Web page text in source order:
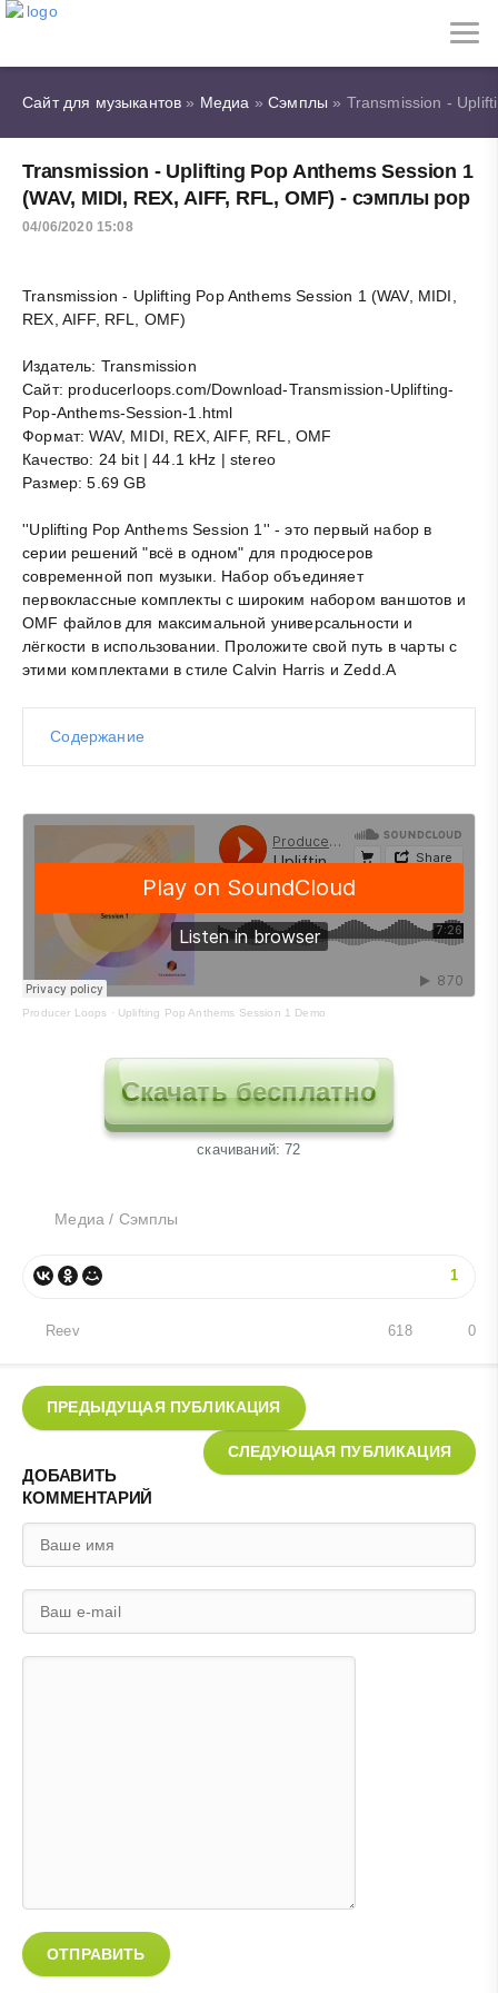
Сайт для музыкантов » Медиа »Сэмплы » Transmission -
Transmission - Uplifting Pop Anthems Session 1
(WAV, MIDI, REX, AIFF, RFL, OMF) - сэмплы pop
04/06/2020 15:08
Transmission - Uplifting Pop Anthems Session 1 (WAV, MIDI,
REX, AIFF, RFL, OMF)
Издатель: Transmission
Сайт: producerloops.com/Download-Transmission-Uplifting-
Pop-Anthems-Session-1.html
Формат: WAV, MIDI, REX, AIFF, RFL, OMF
Качество: 24 bit | 44.1 kHz | stereo
Размер: 5.69 GB
''Uplifting Pop Anthems Session 1'' - это первый набор в
серии решений "всё в одном" для продюсеров
современной поп музыки. Набор объединяет
первоклассные комплекты с широким набором ваншотов и
OMF файлов для максимальной универсальности и
лёгкости в использовании. Проложите свой путь в чарты с
этими комплектами в стиле Calvin Harris и Zedd.A
Содержание
Producer Loops · Uplifting Pop Anthems Session 1 Demo
Скачать бесплатно
cкачиваний: 72
Медиа / Сэмплы
1
Reev 0
618
ПРЕДЫДУЩАЯ ПУБЛИКАЦИЯ
СЛЕДУЮЩАЯ ПУБЛИКАЦИЯ
ДОБАВИТЬ
КОММЕНТАРИЙ
ОТПРАВИТЬ